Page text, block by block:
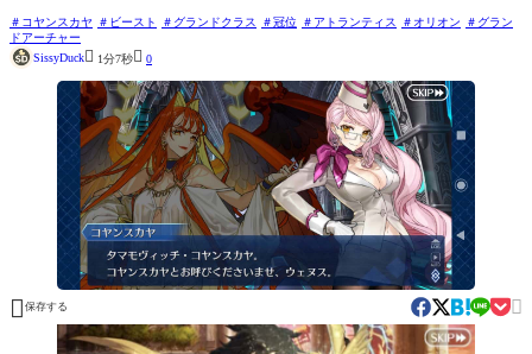
コヤンスカヤ ビースト グランドクラス 冠位 アトランティス オリオン
グラン
ドアーチャー
SissyDuck 1分7秒 0
 保存する 